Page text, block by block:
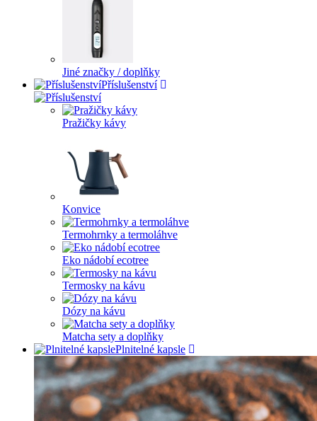
Jiné značky / doplňky
Příslušenství
Pražičky kávy
Konvice
Termohrnky a termoláhve
Eko nádobí ecotree
Termosky na kávu
Dózy na kávu
Matcha sety a doplňky
Plnitelné kapsle